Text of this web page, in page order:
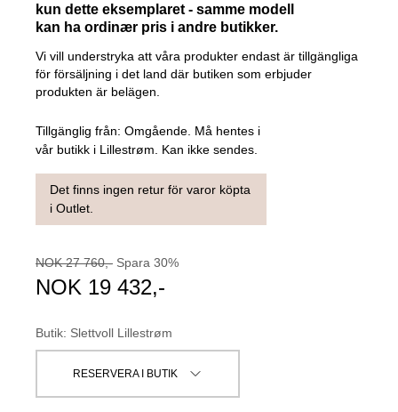
kun dette eksemplaret - samme modell
kan ha ordinær pris i andre butikker.
Vi vill understryka att våra produkter endast är tillgängliga
för försäljning i det land där butiken som erbjuder
produkten är belägen.
Tillgänglig från: Omgående. Må hentes i
vår butikk i Lillestrøm. Kan ikke sendes.
Det finns ingen retur för varor köpta
i Outlet.
NOK 27 760,- Spara 30%
NOK 19 432,-
Butik: Slettvoll Lillestrøm
RESERVERA I BUTIK